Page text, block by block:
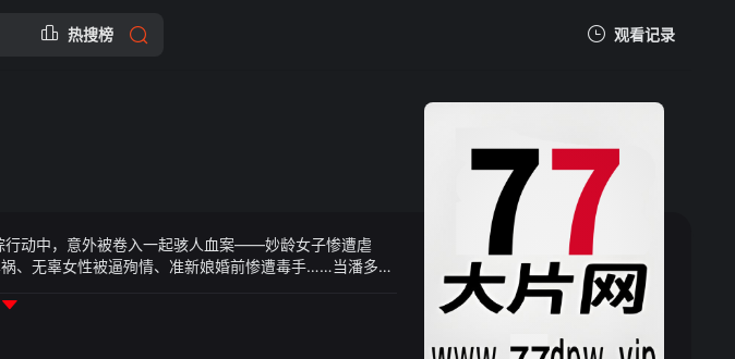
热搜榜 观看记录
暂无观看影片的记录
行动中，意外被卷入一起骇人血案——妙龄女子惨遭虐
、无辜女性被逼殉情、准新娘婚前惨遭毒手……当潘多拉